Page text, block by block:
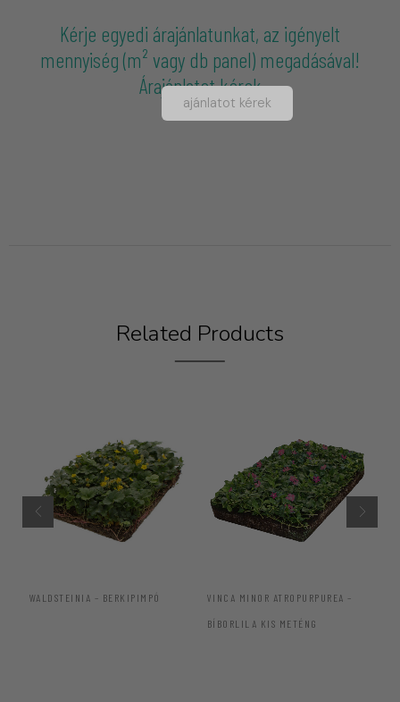
Kérje egyedi árajánlatunkat, az igényelt
mennyiség (m² vagy db panel) megadásával!
Árajánlatot kérek
Related Products
WALDSTEINIA – BERKIPIMPÓ VINCA MINOR ATROPURPUREA –
BÍBORLILA KIS METÉNG
ajánlatot kérek